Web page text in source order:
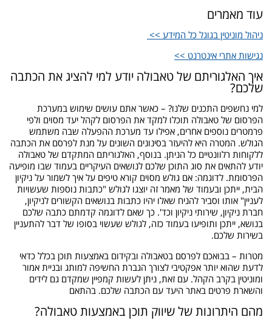
עוד מאמרים
ניהול מוניטין בגוגל כל המידע >>
נגישות אתרי אינטרנט >>
איך האלגוריתם של טאבולה יודע למי להציג את הכתבה
שלכם?
למי נחשפים התכנים שלנו? – כאשר אתם עושים שימוש במערכת
הפרסום של טאבולה תוכלו למקד את הפרסום לקהל יעד מסוים ולפי
פרמטרים נוספים אחרים, אפילו עד מערכת ההפעלה שבה משתמש
הגולש. המטרה היא להיעזר בסינונים השונים על מנת לפרסם את הכתבה
ללקוחות רלוונטיים כל הניתן. בנוסף, האלגוריתם המתקדם של טאבולה
יודע להתאים את סוג התוכן שלכם לנושאים העיקריים בעמוד שבו מופיעה
הפרסומת. לדוגמה: אם גולש מסוים קורא טיפים על איך לשמור על ניקיון
הבית, ייתכן ובעמוד של מאמר זה יוצגו לגולש "כתבות נוספות שעשויות
לעניין" אותו וסביר להניח שאלו יהיו כתבות בנושאים הקשורים לניקיון,
חברת ניקיון, שירותי ניקיון וכד'. כך שאם לדוגמה קדמתם כתבה שלכם
בנושא, ייתכן ותופיעו בעמוד כזה, לגולש שעשוי בסופו של דבר להתעניין
בשירות שלכם.
מטרות – בבואכם לפרסם בטאבולה ובקידום באמצעות תוכן בכלל כדאי
לדעת שהוא יותר אפקטיבי לצורך הגברת החשיפה למותג ובניית אמור
ומוניטין בקרב הקהל. עם זאת, ניתן לעשות קמפיין שמקדם גם לידים
והשארת פרטים באתר היעד עם הכתבה שלכם. בהתאם
מהם היתרונות של שיווק תוכן באמצעות טאבולה?